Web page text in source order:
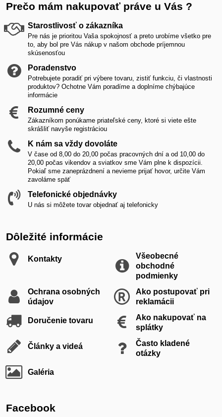
Prečo mám nakupovať práve u Vás ?
Starostlivosť o zákazníka
Pre nás je prioritou Vaša spokojnosť a preto urobíme všetko pre
to, aby bol pre Vás nákup v našom obchode príjemnou
skúsenosťou
Poradenstvo
Potrebujete poradiť pri výbere tovaru, zistiť funkciu, či vlastnosti
produktov? Ochotne Vám poradíme a doplníme chýbajúce
informácie
Rozumné ceny
Zákazníkom ponúkame priateľské ceny, ktoré si viete ešte
skrášliť navyše registráciou
K nám sa vždy dovoláte
V čase od 8,00 do 20,00 počas pracovných dní a od 10,00 do
20,00 počas vikendov a sviatkov sme Vám plne k dispozícii.
Pokiaľ sme zaneprázdnení a nevieme prijať hovor, určite Vám
zavoláme späť
Telefonické objednávky
U nás si môžete tovar objednať aj telefonicky
Dôležité informácie
Kontakty
Všeobecné
obchodné
podmienky
Ochrana osobných
údajov
Ako postupovať pri
reklamácii
Doručenie tovaru
Ako nakupovať na
splátky
Články a videá
Často kladené
otázky
Galéria
Facebook